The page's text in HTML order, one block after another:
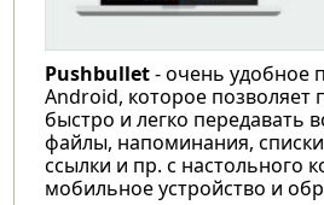
Pushbullet- очень удобное
Android, которое позволяет
быстро и легко передавать
файлы, напоминания, списки
ссылки и пр. с настольного
мобильное устройство и